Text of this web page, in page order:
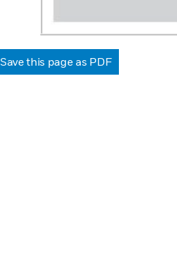
Save this page as PDF